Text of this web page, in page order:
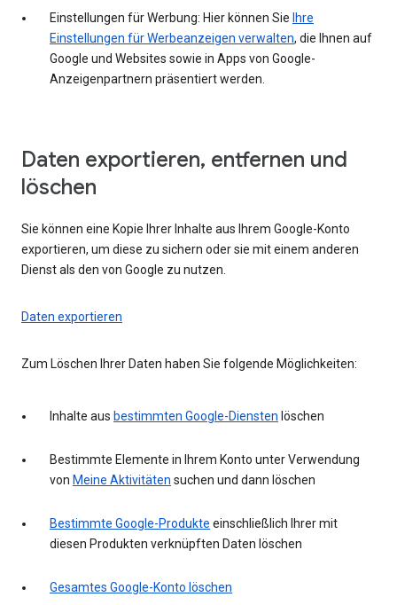
Einstellungen für Werbung: Hier können Sie Ihre
Einstellungen für Werbeanzeigen verwalten, die Ihnen auf
Google und Websites sowie in Apps von Google-
Anzeigenpartnern präsentiert werden.
Daten exportieren, entfernen und
löschen
Sie können eine Kopie Ihrer Inhalte aus Ihrem Google-Konto
exportieren, um diese zu sichern oder sie mit einem anderen
Dienst als den von Google zu nutzen.
Daten exportieren
Zum Löschen Ihrer Daten haben Sie folgende Möglichkeiten:
Inhalte aus bestimmten Google-Diensten löschen
Bestimmte Elemente in Ihrem Konto unter Verwendung
von Meine Aktivitäten suchen und dann löschen
Bestimmte Google-Produkte einschließlich Ihrer mit
diesen Produkten verknüpften Daten löschen
Gesamtes Google-Konto löschen